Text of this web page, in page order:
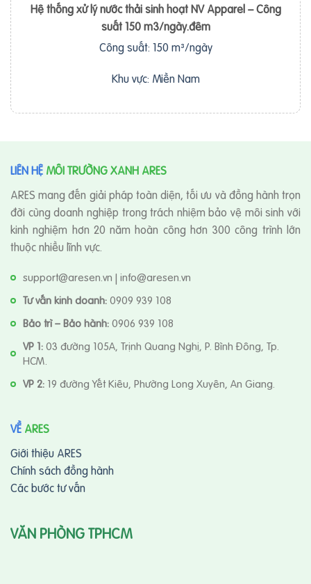
Hệ thống xử lý nước thải sinh hoạt NV Apparel – Công
suất 150 m3/ngày.đêm
Công suất: 150 m³/ngày
Khu vực: Miền Nam
LIÊN HỆ MÔI TRƯỜNG XANH ARES
ARES mang đến giải pháp toàn diện, tối ưu và đồng hành trọn
đời cùng doanh nghiệp trong trách nhiệm bảo vệ môi sinh với
kinh nghiệm hơn 20 năm hoàn công hơn 300 công trình lớn
thuộc nhiều lĩnh vực.
support@aresen.vn | info@aresen.vn
Tư vấn kinh doanh:0909 939 108
Bảo trì – Bảo hành:0906 939 108
VP 1:03 đường 105A, Trịnh Quang Nghị, P. Bình Đông, Tp.
HCM.
VP 2: 19 đường Yết Kiêu, Phường Long Xuyên, An Giang.
VỀ ARES
Giới thiệu ARES
Chính sách đồng hành
Các bước tư vấn
VĂN PHÒNG TPHCM